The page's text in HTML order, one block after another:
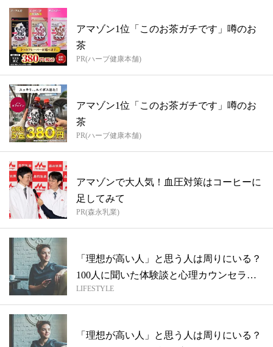
アマゾン1位「このお茶ガチです」噂のお
茶
PR(ハーブ健康本舗)
アマゾン1位「このお茶ガチです」噂のお
茶
PR(ハーブ健康本舗)
アマゾンで大人気！血圧対策はコーヒーに
足してみて
PR(森永乳業)
「理想が高い人」と思う人は周りにいる？
100人に聞いた体験談と心理カウンセラー
に...
LIFESTYLE
「理想が高い人」と思う人は周りにいる？